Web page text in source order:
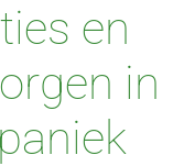
en
in